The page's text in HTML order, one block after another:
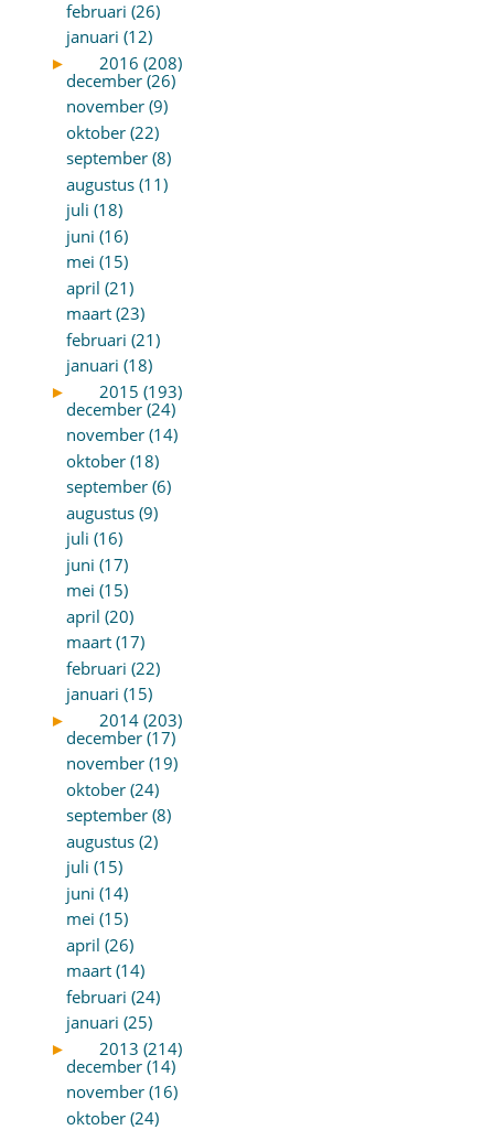
februari (26)
januari (12)
►
2016 (208)
december (26)
november (9)
oktober (22)
september (8)
augustus (11)
juli (18)
juni (16)
mei (15)
april (21)
maart (23)
februari (21)
januari (18)
►
2015 (193)
december (24)
november (14)
oktober (18)
september (6)
augustus (9)
juli (16)
juni (17)
mei (15)
april (20)
maart (17)
februari (22)
januari (15)
►
2014 (203)
december (17)
november (19)
oktober (24)
september (8)
augustus (2)
juli (15)
juni (14)
mei (15)
april (26)
maart (14)
februari (24)
januari (25)
►
2013 (214)
december (14)
november (16)
oktober (24)